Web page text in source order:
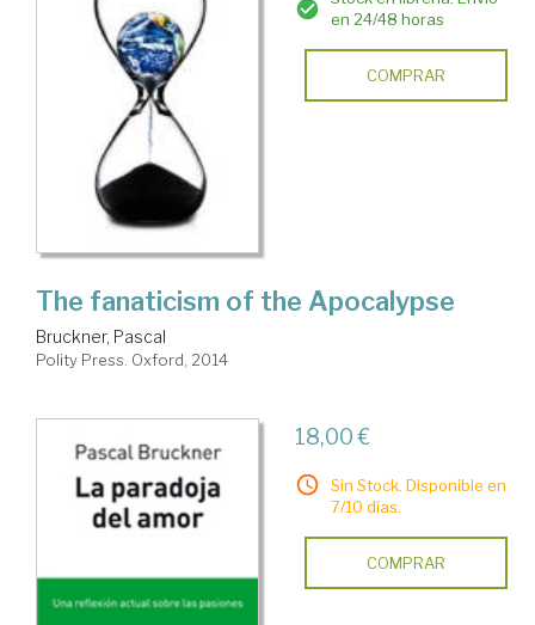
en 24/48 horas
COMPRAR
The fanaticism of the Apocalypse
Bruckner, Pascal
Polity Press. Oxford, 2014
18,00 €
Sin Stock. Disponible en
7/10 días.
COMPRAR